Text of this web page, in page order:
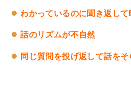
わかっているのに聞き返して
話のリズムが不自然
同じ質問を投げ返して話をそ